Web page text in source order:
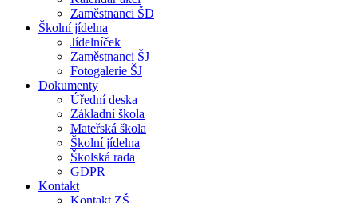
Zaměstnanci ŠD
Školní jídelna
Jídelníček
Zaměstnanci ŠJ
Fotogalerie ŠJ
Dokumenty
Úřední deska
Základní škola
Mateřská škola
Školní jídelna
Školská rada
GDPR
Kontakt
Kontakt ZŠ